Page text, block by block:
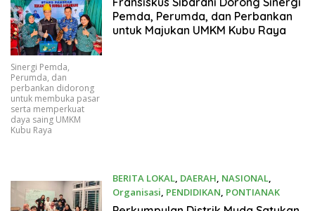
Sinergi Pemda,
Perumda, dan
perbankan didorong
untuk membuka pasar
serta memperkuat
daya saing UMKM
Kubu Raya
Pemda, Perumda, dan Perbankan
untuk Majukan UMKM Kubu Raya
BERITA LOKAL, DAERAH, NASIONAL,
Organisasi, PENDIDIKAN, PONTIANAK
06/20/2026